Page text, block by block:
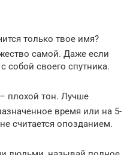
только твое имя?
самой. Даже если
собой своего спутника.
плохой тон. Лучше
время или на 5-
считается опозданием.